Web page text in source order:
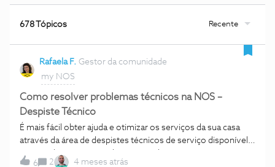
678 Tópicos Recente
Rafaela F. Gestor da comunidade
my NOS
Como resolver problemas técnicos na NOS –
Despiste Técnico
É mais fácil obter ajuda e otimizar os serviços da sua casa
através da área de despistes técnicos de serviço disponível
através da my NOS ou da página online – Despiste
6 2 4 meses atrás